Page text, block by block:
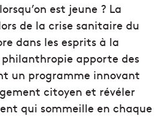
est jeune ? La
de la crise sanitaire du
dans les esprits à la
philanthropie apporte des
un programme innovant
citoyen et révéler
qui sommeille en chaque